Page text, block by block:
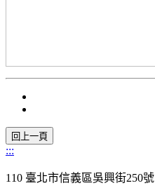
:::
110 臺北市信義區吳興街250號